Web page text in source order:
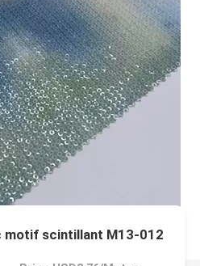
motif scintillant M13-012